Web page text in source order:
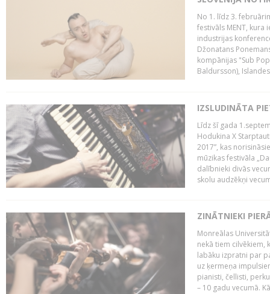
No 1. līdz 3.
festivāls MENT, kura
industrijas
Džonatans
kompānijas "Sub
Baldursson),
IZSLUDINĀTA
Līdz šī gada
Hodukina X
2017”, kas
mūzikas festivāla
dalībnieki divās
skolu audzēkņi
ZINĀTNIEKI
Monreālas
nekā tiem cilvēkiem,
labāku izpratni par
uz ķermeņa
pianisti, čellisti,
– 10 gadu vecumā.